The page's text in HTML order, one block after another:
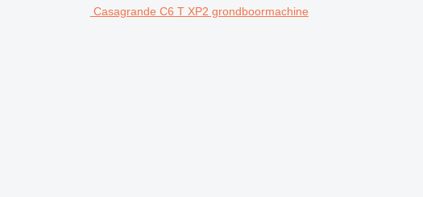
Casagrande C6 T XP2 grondboormachine